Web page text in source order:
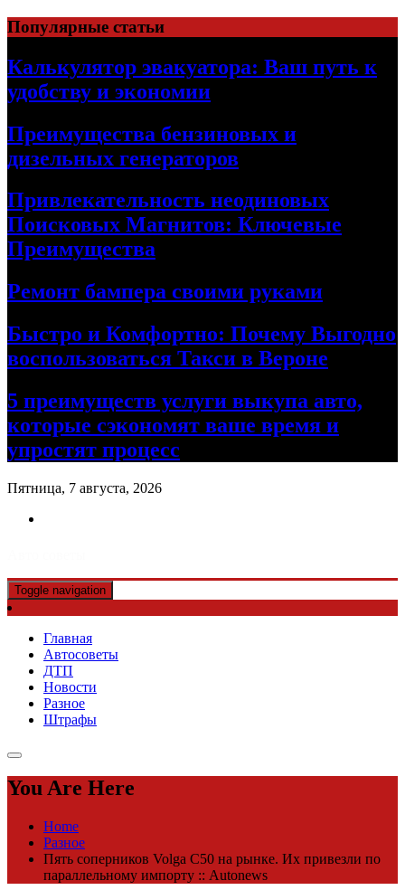
Skip
to
content
Популярные статьи
Калькулятор эвакуатора: Ваш путь к
удобству и экономии
Преимущества бензиновых и
дизельных генераторов
Привлекательность неодиновых
Поисковых Магнитов: Ключевые
Преимущества
Ремонт бампера своими руками
Быстро и Комфортно: Почему Выгодно
воспользоваться Такси в Вероне
5 преимуществ услуги выкупа авто,
которые сэкономят ваше время и
упростят процесс
Пятница, 7 августа, 2026
Toggle navigation
Главная
Автосоветы
ДТП
Новости
Разное
Штрафы
You Are Here
Home
Разное
Пять соперников Volga С50 на рынке. Их привезли по
параллельному импорту :: Autonews